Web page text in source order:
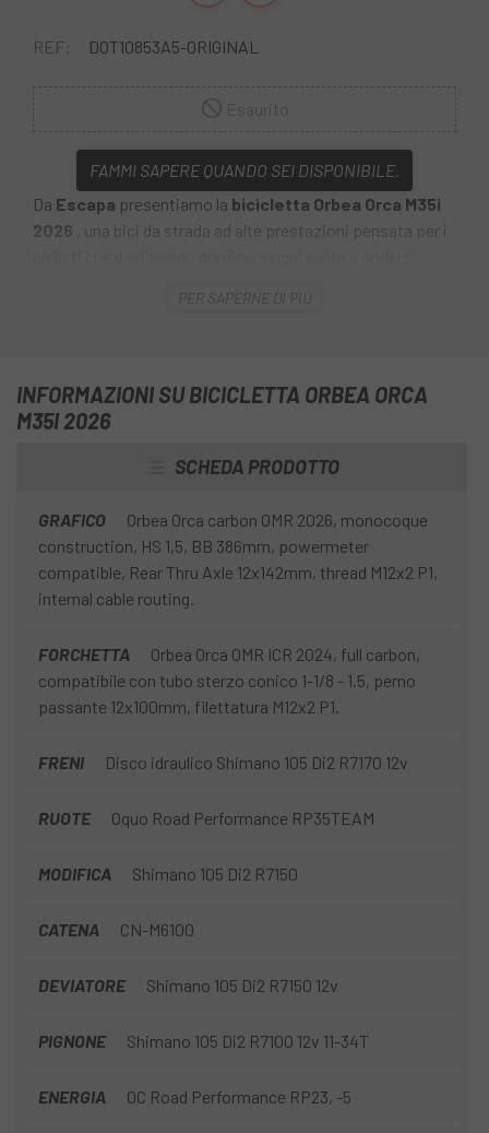
REF: DOT10853A5-ORIGINAL
FAMMI SAPERE QUANDO SEI DISPONIBILE.
Da Escapa presentiamo la bicicletta Orbea Orca M35i
2026 , una bici da strada ad alte prestazioni pensata per i
trasmissione elettronica offre un'accelerazione
istantanea e una risposta impeccabile, ideale per chi
apprezza la reattività e una sensazione di control totale
Labici Orbea Orca M35i 2026 è la scelta ideale per i
ciclisti appassionati che desiderano una bici leggera,
potente e perfettamente equipaggiata per affrontare sia
allenamenti intensi che competizioni di alto livello.
PER SAPERNE DI PIÙ
INFORMAZIONI SU BICICLETTA ORBEA ORCA
M35I 2026
SCHEDA PRODOTTO
GRAFICO
Orbea Orca carbon OMR 2026, monocoque
construction, HS 1,5, BB 386mm, powermeter
compatible, Rear Thru Axle 12x142mm, thread M12x2 P1,
internal cable routing.
FORCHETTA
Orbea Orca OMR ICR 2024, full carbon,
compatibile con tubo sterzo conico 1-1/8 - 1.5, perno
passante 12x100mm, filettatura M12x2 P1.
FRENI Disco idraulico Shimano 105 Di2 R7170 12v
RUOTE Oquo Road Performance RP35TEAM
MODIFICA Shimano 105 Di2 R7150
CATENA CN-M6100
DEVIATORE Shimano 105 Di2 R7150 12v
PIGNONE Shimano 105 Di2 R7100 12v 11-34T
ENERGIA OC Road Performance RP23, -5